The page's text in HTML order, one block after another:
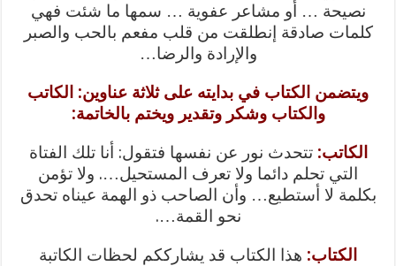
نصيحة … أو مشاعر عفوية … سمها ما شئت فهي
كلمات صادقة إنطلقت من قلب مفعم بالحب والصبر
والإرادة والرضا…
ويتضمن الكتاب في بدايته على ثلاثة عناوين: الكاتب
والكتاب وشكر وتقدير ويختم بالخاتمة:
الكاتب: تتحدث نور عن نفسها فتقول: أنا تلك الفتاة
التي تحلم دائما ولا تعرف المستحيل…. ولا تؤمن
بكلمة لا أستطيع… وأن الصاحب ذو الهمة عيناه تحدق
نحو القمة….
الكتاب: هذا الكتاب قد يشارككم لحظات الكاتبة